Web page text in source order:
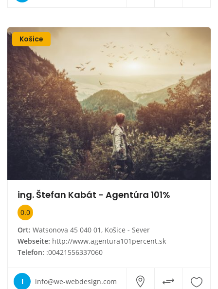
Košice
ing. Štefan Kabát - Agentúra 101%
0.0
Ort: Watsonova 45 040 01, Košice - Sever
Webseite: http://www.agentura101percent.sk
Telefon: :00421556337060
I info@we-webdesign.com